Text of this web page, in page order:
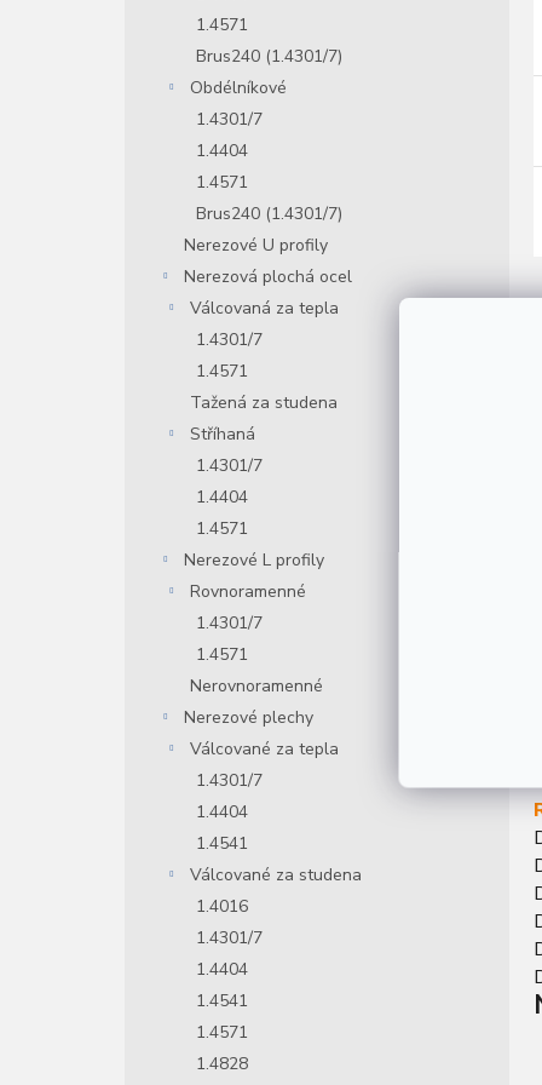
1.4571
Brus240 (1.4301/7)
Obdélníkové
1.4301/7
1.4404
1.4571
Brus240 (1.4301/7)
Nerezové U profily
Nerezová plochá ocel
Válcovaná za tepla
1.4301/7
1.4571
Tažená za studena
Stříhaná
1.4301/7
1.4404
1.4571
Nerezové L profily
Rovnoramenné
1.4301/7
1.4571
Nerovnoramenné
Nerezové plechy
Válcované za tepla
1.4301/7
1.4404
1.4541
Válcované za studena
1.4016
1.4301/7
1.4404
1.4541
1.4571
1.4828